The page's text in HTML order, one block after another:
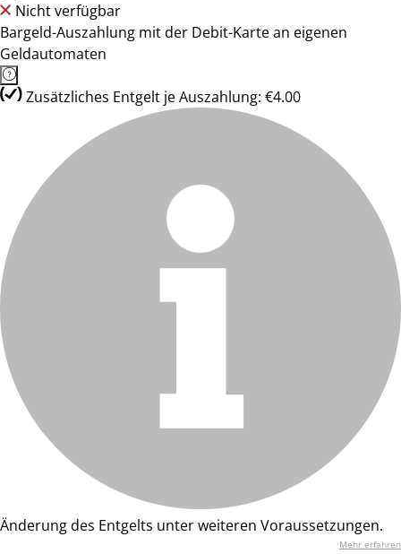
Nicht verfügbar
Bargeld-Auszahlung mit der Debit-Karte an eigenen
Geldautomaten
Zusätzliches Entgelt je Auszahlung: €4.00
Änderung des Entgelts unter weiteren Voraussetzungen.
Mehr erfahren